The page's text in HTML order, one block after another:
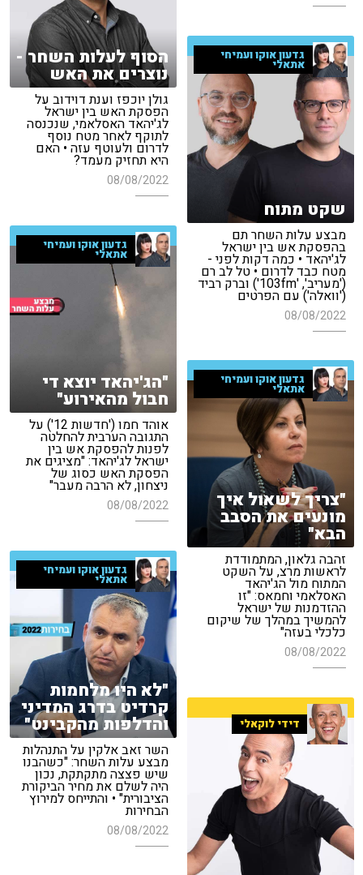
הסוף לעלות השחר -
נוצרים את האש
גולן יוכפז וענת דוידוב על
הפסקת האש בין ישראל
לג'יהאד האסלאמי, שנכנסה
לתוקף לאחר מטח נוסף
לדרום ולעוטף עזה • האם
היא תחזיק מעמד?
08/08/2022
גדעון אוקו ועמיחי
אתאלי
שקט מתוח
מבצע עלות השחר תם
בהפסקת אש בין ישראל
לג'יהאד • כמה דקות לפני -
מטח כבד לדרום • טל לב רם
('מעריב', '103fm') וברק רביד
('וואלה') עם הפרטים
08/08/2022
גדעון אוקו ועמיחי
אתאלי
"הג'יהאד יוצא די
חבול מהאירוע"
אוהד חמו ('חדשות 12') על
התגובה הערבית להחלטה
לפנות להפסקת אש בין
ישראל לג'יהאד: "מציגים את
הפסקת האש כסוג של
ניצחון, לא הרבה מעבר"
08/08/2022
גדעון אוקו ועמיחי
אתאלי
"צריך לשאול איך
מונעים את הסבב
הבא"
זהבה גלאון, המתמודדת
לראשות מרצ, על השקט
המתוח מול הג'יהאד
האסלאמי וחמאס: "זו
ההזדמנות של ישראל
להמשיך במהלך של שיקום
כלכלי בעזה"
08/08/2022
גדעון אוקו ועמיחי
אתאלי
"לא היו מלחמות
קרדיט בדרג המדיני
והדלפות מהקבינט"
השר זאב אלקין על התנהלות
מבצע עלות השחר: "כשהבנו
שיש פצצה מתקתקת, נכון
היה לשלם את מחיר הביקורת
הציבורית" • והתייחס למירוץ
הבחירות
08/08/2022
דידי לוקאלי